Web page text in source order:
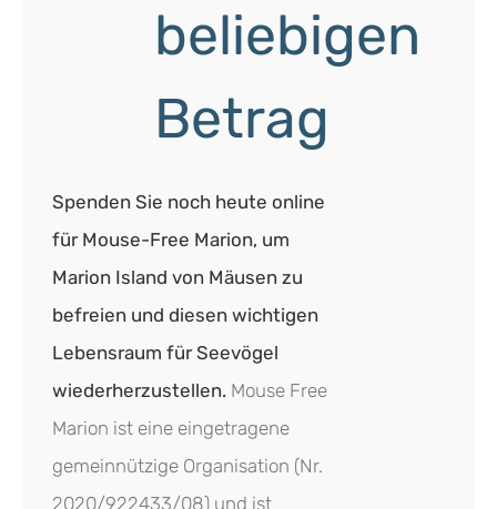
beliebigen
Betrag
Spenden Sie noch heute online
für Mouse-Free Marion, um
Marion Island von Mäusen zu
befreien und diesen wichtigen
Lebensraum für Seevögel
wiederherzustellen. Mouse Free
Marion ist eine eingetragene
gemeinnützige Organisation (Nr.
2020/922433/08) und ist